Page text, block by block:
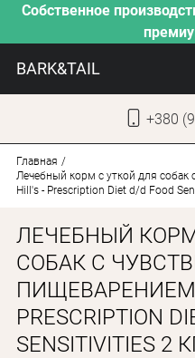
Собственное
BARK&TAIL
+380
НАШЕ
Главная
Лечебный корм с уткой для
Hill's - Prescription Diet d/d Food
ЛЕЧЕБНЫЙ
СОБАК С
ПИЩЕВАРЕНИЕМ
PRESCRIPTION
SENSITIVITIES 2